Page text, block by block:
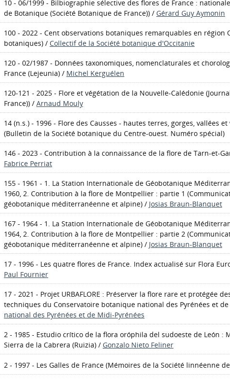
10 - 06/1999 - Bilbiographie sélective des flores de France :
de Botanique (Société Botanique de France)) / Gérard Guy Aymonin
100 - 2022 - Cent observations botaniques remarquables en région
botaniques) / Collectif de la Société botanique d'Occitanie
120 - 02/1987 - Données taxonomiques, nomenclaturales et
France (Lejeunia) / Michel Kerguélen
120-121 - 2025 - Flore et végétation de la Nouvelle-Calédonie
France)) / Arnaud Mouly
14 (n.s.) - 1996 - Flore des Causses - hautes terres, gorges, vallées
(Bulletin de la Société botanique du Centre-ouest. Numéro spécial)
146 - 2023 - Contribution à la connaissance de la flore de Tarn-et-
Fabrice Perriat
155 - 1961 - 1. La Station Internationale de Géobotanique
1960, 2. Contribution à la flore de Montpellier : partie 1
géobotanique méditerranéenne et alpine) / Josias Braun-Blanquet
167 - 1964 - 1. La Station Internationale de Géobotanique
1964, 2. Contribution à la flore de Montpellier : partie 2
géobotanique méditerranéenne et alpine) / Josias Braun-Blanquet
17 - 1996 - Les quatre flores de France. Index actualisé sur Flora
Paul Fournier
17 - 2021 - Projet URBAFLORE : Préserver la flore rare et protégée
techniques du Conservatoire botanique national des Pyrénées et
national des Pyrénées et de Midi-Pyrénées
2 - 1985 - Estudio crítico de la flora oróphila del sudoeste de León :
Sierra de la Cabrera (Ruizia) / Gonzalo Nieto Feliner
2 - 1997 - Les Galles de France (Mémoires de la Société linnéenne